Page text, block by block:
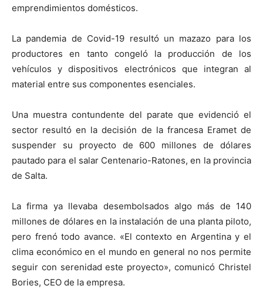
emprendimientos domésticos.
La pandemia de Covid-19 resultó un mazazo para los
productores en tanto congeló la producción de los
vehículos y dispositivos electrónicos que integran al
material entre sus componentes esenciales.
Una muestra contundente del parate que evidenció el
sector resultó en la decisión de la francesa Eramet de
suspender su proyecto de 600 millones de dólares
pautado para el salar Centenario-Ratones, en la provincia
de Salta.
La firma ya llevaba desembolsados algo más de 140
millones de dólares en la instalación de una planta piloto,
pero frenó todo avance. «El contexto en Argentina y el
clima económico en el mundo en general no nos permite
seguir con serenidad este proyecto», comunicó Christel
Bories, CEO de la empresa.